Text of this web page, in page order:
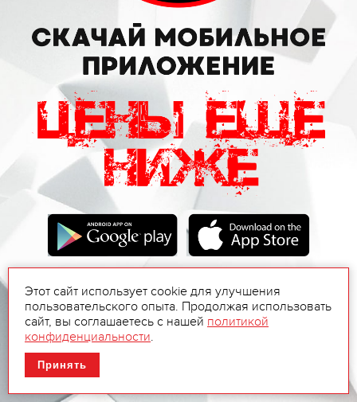
Этот сайт использует cookie для улучшения
пользовательского опыта. Продолжая использовать
сайт, вы соглашаетесь с нашей политикой
конфиденциальности.
Принять